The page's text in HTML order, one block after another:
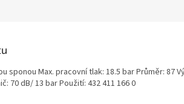
sponou Max. pracovní tlak: 18.5 bar Průměr: 87
70 dB/ 13 bar Použití: 432 411 166 0